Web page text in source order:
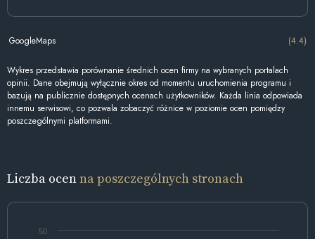
GoogleMaps (4.4)
Wykres przedstawia porównanie średnich ocen firmy na wybranych portalach
opinii. Dane obejmują wyłącznie okres od momentu uruchomienia programu i
bazują na publicznie dostępnych ocenach użytkowników. Każda linia odpowiada
innemu serwisowi, co pozwala zobaczyć różnice w poziomie ocen pomiędzy
poszczególnymi platformami.
Liczba ocenna poszczególnych stronach
50